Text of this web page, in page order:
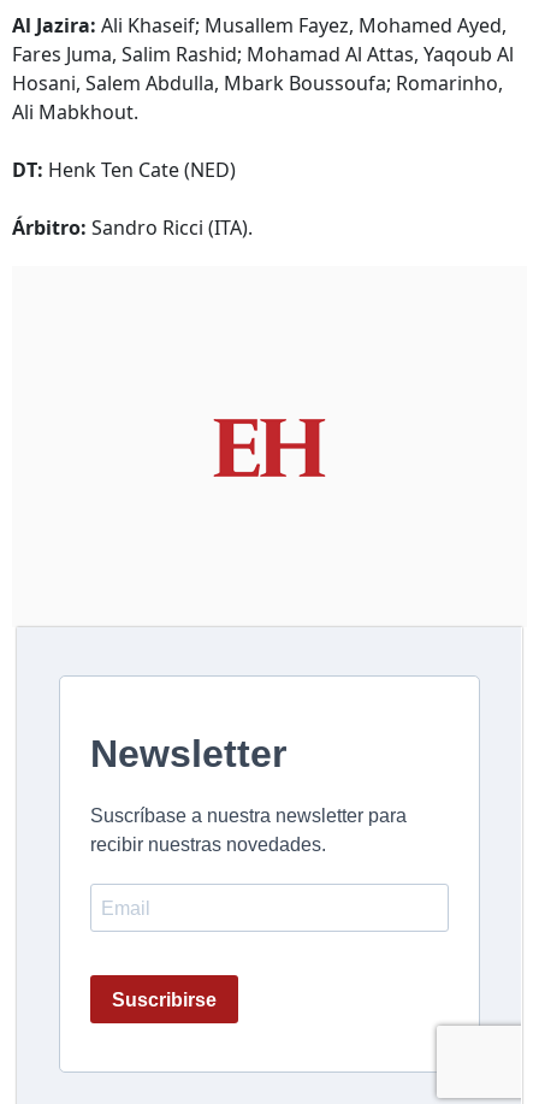
Al Jazira: Ali Khaseif; Musallem Fayez, Mohamed Ayed,
Fares Juma, Salim Rashid; Mohamad Al Attas, Yaqoub Al
Hosani, Salem Abdulla, Mbark Boussoufa; Romarinho,
Ali Mabkhout.
DT: Henk Ten Cate (NED)
Árbitro: Sandro Ricci (ITA).